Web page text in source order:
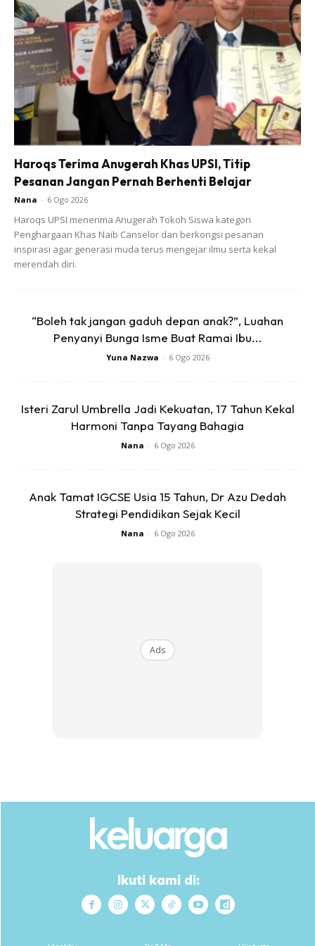
menularkan gambar atau video tempat kejadian bagi
menghormati waris mangsa.
Sumber:Sinar Harian danBerita Harian
Terjatuh Dari Tingkat 16 Pangsapuri, Ada Kesan
Kelar Pada Tangan Kiri
CENDAWAN RANGUP BY
SHOPEE MY
[500g – 1kg] Frozen Halal
Dimsum / Dimsum Sejuk
Haroqs Terima Anugerah Khas UPSI, Titip
Pesanan Jangan Pernah Berhenti Belajar
Nana - 6 Ogo 2026
Haroqs UPSI menerima Anugerah Tokoh Siswa kategori
Penghargaan Khas Naib Canselor dan berkongsi pesanan
inspirasi agar generasi muda terus mengejar ilmu serta kekal
merendah diri.
“Boleh tak jangan gaduh depan anak?”, Luahan
Penyanyi Bunga Isme Buat Ramai Ibu...
Yuna Nazwa - 6 Ogo 2026
Isteri Zarul Umbrella Jadi Kekuatan, 17 Tahun Kekal
Harmoni Tanpa Tayang Bahagia
Nana - 6 Ogo 2026
Anak Tamat IGCSE Usia 15 Tahun, Dr Azu Dedah
Strategi Pendidikan Sejak Kecil
Nana - 6 Ogo 2026
Ads
Ikuti kami di: